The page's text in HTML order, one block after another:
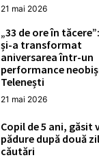
21 mai 2026
„33 de ore în
și-a transformat
aniversarea într-un
performance
Telenești
21 mai 2026
Copil de 5 ani, găsit
pădure după două
căutări